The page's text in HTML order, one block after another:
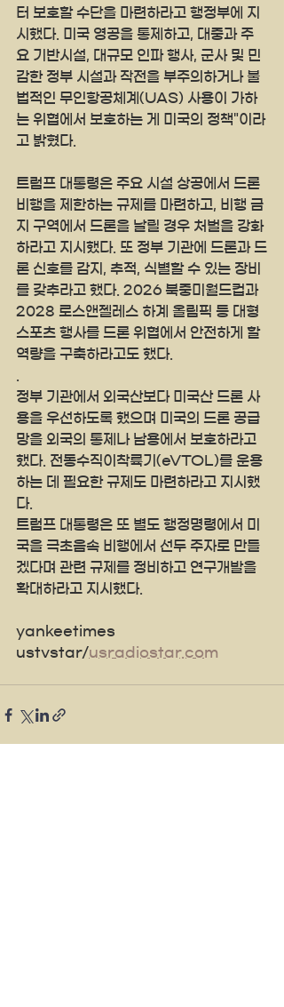
터 보호할 수단을 마련하라고 행정부에 지
시했다. 미국 영공을 통제하고, 대중과 주
요 기반시설, 대규모 인파 행사, 군사 및 민
감한 정부 시설과 작전을 부주의하거나 불
법적인 무인항공체계(UAS) 사용이 가하
는 위협에서 보호하는 게 미국의 정책"이라
고 밝혔다.
트럼프 대통령은 주요 시설 상공에서 드론
비행을 제한하는 규제를 마련하고, 비행 금
지 구역에서 드론을 날릴 경우 처벌을 강화
하라고 지시했다. 또 정부 기관에 드론과 드
론 신호를 감지, 추적, 식별할 수 있는 장비
를 갖추라고 했다. 2026 북중미월드컵과
2028 로스앤젤레스 하계 올림픽 등 대형
스포츠 행사를 드론 위협에서 안전하게 할
역량을 구축하라고도 했다.
정부 기관에서 외국산보다 미국산 드론 사
용을 우선하도록 했으며 미국의 드론 공급
망을 외국의 통제나 남용에서 보호하라고
했다. 전동수직이착륙기(eVTOL)를 운용
하는 데 필요한 규제도 마련하라고 지시했
다.
트럼프 대통령은 또 별도 행정명령에서 미
국을 극초음속 비행에서 선두 주자로 만들
겠다며 관련 규제를 정비하고 연구개발을
확대하라고 지시했다.
yankeetimes
ustvstar/usradiostar.com